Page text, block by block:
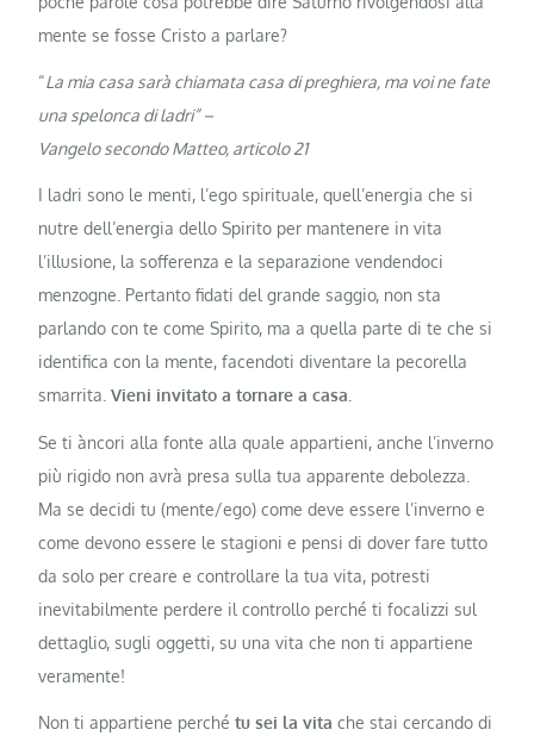
mente se fosse Cristo a parlare?
“La mia casa sarà chiamata casa di preghiera, ma voi ne fate
una spelonca di ladri” –
Vangelo secondo Matteo, articolo 21
I ladri sono le menti, l’ego spirituale, quell’energia che si
nutre dell’energia dello Spirito per mantenere in vita
l’illusione, la sofferenza e la separazione vendendoci
menzogne. Pertanto fidati del grande saggio, non sta
parlando con te come Spirito, ma a quella parte di te che si
identifica con la mente, facendoti diventare la pecorella
smarrita.Vieni invitato a tornare a casa.
Se ti àncori alla fonte alla quale appartieni, anche l’inverno
più rigido non avrà presa sulla tua apparente debolezza.
Ma se decidi tu (mente/ego) come deve essere l’inverno e
come devono essere le stagioni e pensi di dover fare tutto
da solo per creare e controllare la tua vita, potresti
inevitabilmente perdere il controllo perché ti focalizzi sul
dettaglio, sugli oggetti, su una vita che non ti appartiene
veramente!
Non ti appartiene perchétu sei la vita che stai cercando di